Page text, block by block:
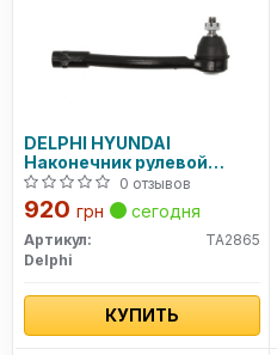
DELPHI HYUNDAI
Наконечник рулевой
левый Solaris,Kia Rio III
0 отзывов
920 грн сегодня
Артикул:
TA2865
Delphi
КУПИТЬ